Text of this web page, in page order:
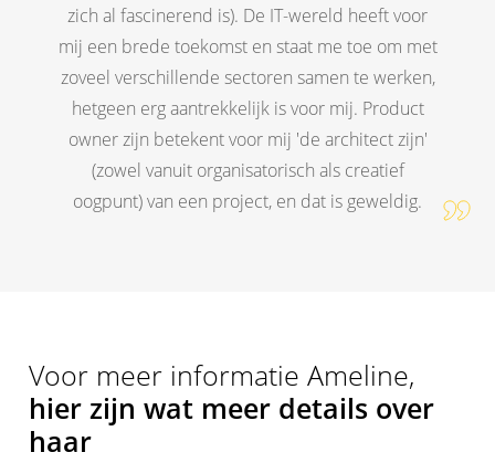
zich al fascinerend is). De IT-wereld heeft voor
mij een brede toekomst en staat me toe om met
zoveel verschillende sectoren samen te werken,
hetgeen erg aantrekkelijk is voor mij. Product
owner zijn betekent voor mij 'de architect zijn'
(zowel vanuit organisatorisch als creatief
oogpunt) van een project, en dat is geweldig.
Voor meer informatie Ameline,
hier zijn wat meer details over
haar